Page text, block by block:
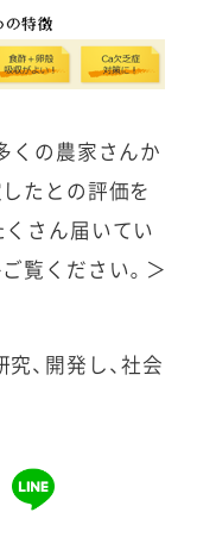
くの農家さんか
たとの評価を
さん届いてい
覧ください。＞
、開発し、社会